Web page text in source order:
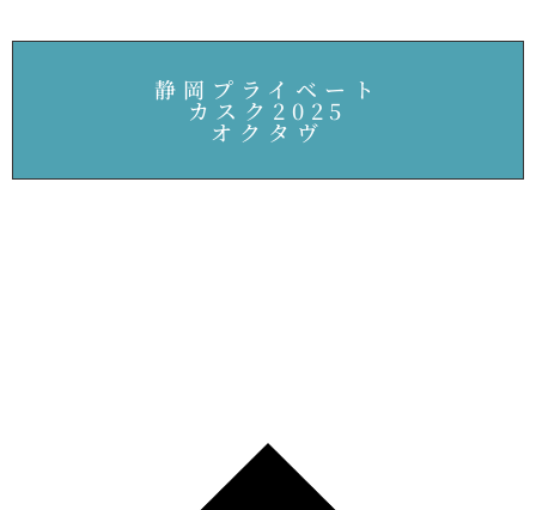
静岡プライベート
カスク2025
オクタヴ